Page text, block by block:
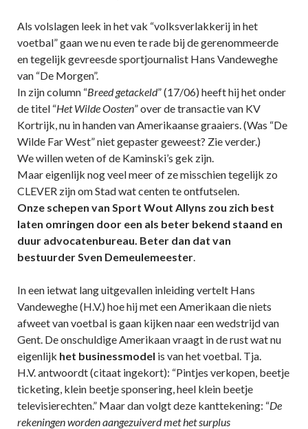
Als volslagen leek in het vak “volksverlakkerij in het
voetbal” gaan we nu even te rade bij de gerenommeerde
en tegelijk gevreesde sportjournalist Hans Vandeweghe
van “De Morgen”.
In zijn column “Breed getackeld” (17/06) heeft hij het onder
de titel “Het Wilde Oosten” over de transactie van KV
Kortrijk, nu in handen van Amerikaanse graaiers. (Was “De
Wilde Far West” niet gepaster geweest? Zie verder.)
We willen weten of de Kaminski’s gek zijn.
Maar eigenlijk nog veel meer of ze misschien tegelijk zo
CLEVER zijn om Stad wat centen te ontfutselen.
Onze schepen van Sport Wout Allyns zou zich best
laten omringen door een als beter bekend staand en
duur advocatenbureau. Beter dan dat van
bestuurder Sven Demeulemeester.
In een ietwat lang uitgevallen inleiding vertelt Hans
Vandeweghe (H.V.) hoe hij met een Amerikaan die niets
afweet van voetbal is gaan kijken naar een wedstrijd van
Gent. De onschuldige Amerikaan vraagt in de rust wat nu
eigenlijk het businessmodel is van het voetbal. Tja.
H.V. antwoordt (citaat ingekort): “Pintjes verkopen, beetje
ticketing, klein beetje sponsering, heel klein beetje
televisierechten.” Maar dan volgt deze kanttekening: “De
rekeningen worden aangezuiverd met het surplus